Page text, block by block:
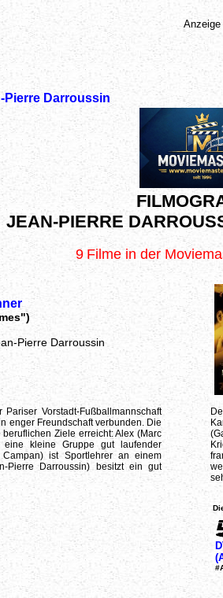
Pierre Darroussin
JEAN-PIERRE
9 Filme in der
Pierre Darroussin
Vorstadt-Fußballmannschaft
enger Freundschaft verbunden. Die
Ziele erreicht: Alex (Marc
kleine Gruppe gut laufender
Campan) ist Sportlehrer an einem
Pierre Darroussin) besitzt ein gut
Anzeige